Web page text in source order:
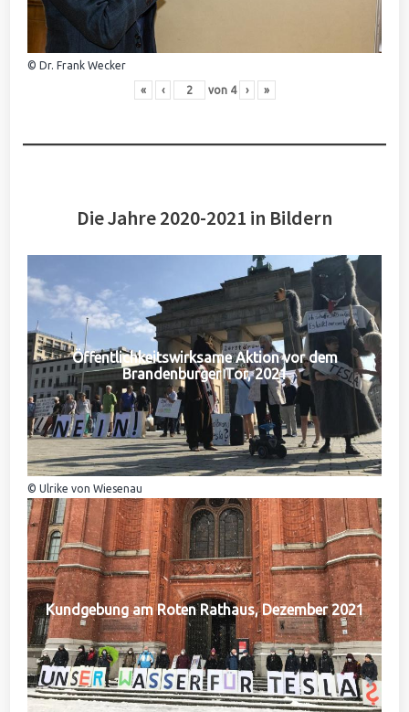
© Dr. Frank Wecker
« ‹ von 4 › »
Die Jahre 2020-2021 in Bildern
Öffentlichkeitswirksame Aktion vor dem
Brandenburger Tor, 2021
© Ulrike von Wiesenau
Kundgebung am Roten Rathaus, Dezember 2021